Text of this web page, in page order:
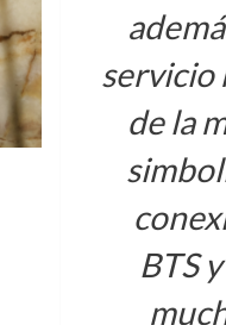
servicio
de la
BTS